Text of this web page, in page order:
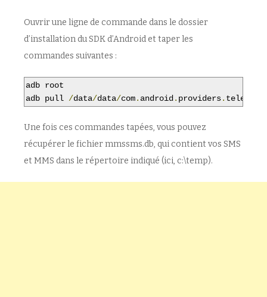
Ouvrir une ligne de commande dans le dossier
d’installation du SDK d’Android et taper les
commandes suivantes :
adb root
adb pull /data/data/com. android . providers.
Une fois ces commandes tapées, vous pouvez
récupérer le fichier mmssms.db, qui contient vos SMS
et MMS dans le répertoire indiqué (ici, c:\temp).